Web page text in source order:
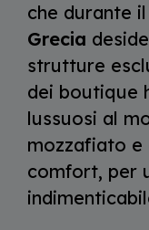
che durante
Grecia
strutture
dei boutique
lussuosi al
mozzafiato e
comfort, per